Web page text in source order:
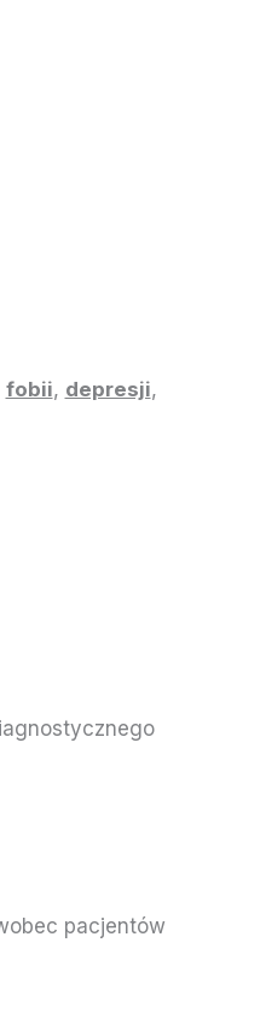
fobii, depresji,
pacjentów